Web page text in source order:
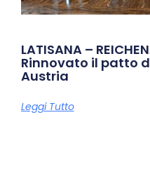
LATISANA –
Rinnovato il patto
Austria
Leggi Tutto